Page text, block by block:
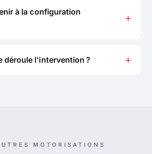
à la configuration
déroule l'intervention ?
MOTORISATIONS